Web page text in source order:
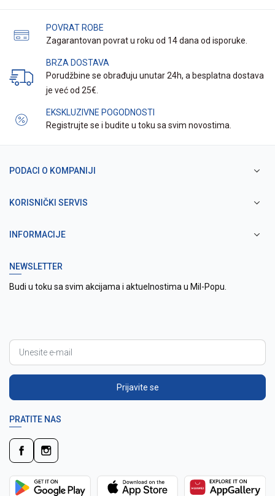
POVRAT ROBE
Zagarantovan povrat u roku od 14 dana od isporuke.
BRZA DOSTAVA
Porudžbine se obrađuju unutar 24h, a besplatna dostava
je već od 25€.
EKSKLUZIVNE POGODNOSTI
Registrujte se i budite u toku sa svim novostima.
PODACI O KOMPANIJI
KORISNIČKI SERVIS
INFORMACIJE
NEWSLETTER
Budi u toku sa svim akcijama i aktuelnostima u Mil-Popu.
Prijavite se
PRATITE NAS